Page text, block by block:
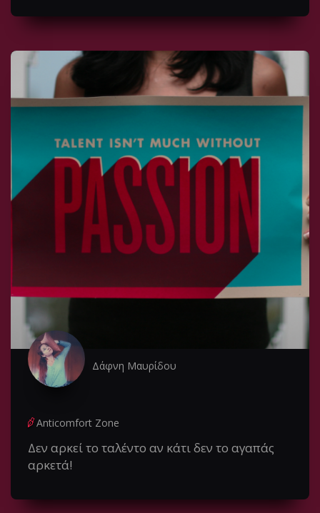
Δάφνη Μαυρίδου
Anticomfort Zone
Δεν αρκεί το ταλέντο αν κάτι δεν το αγαπάς
αρκετά!